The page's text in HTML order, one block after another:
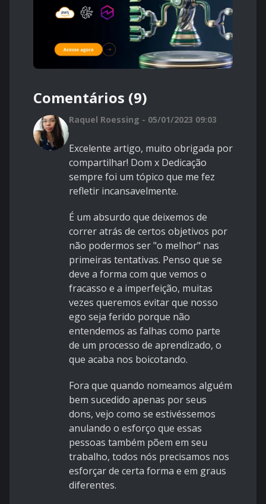
Comentários (9)
Raquel Roessing - 05/01/2023 09:03
Excelente artigo, muito obrigada por
compartilhar! Dom x Dedicação
sempre foi um tópico que me fez
refletir incansavelmente.
É um absurdo que deixemos de
correr atrás de certos objetivos por
não podermos ser "o melhor" nas
primeiras tentativas. Penso que se
deve a forma com que vemos o
fracasso e a imperfeição, muitas
vezes queremos evitar que nosso
ego seja ferido porque não
entendemos as falhas como parte
de um processo de aprendizado, o
que acaba nos boicotando.
Fora que quando nomeamos alguém
bem sucedido apenas por seus
dons, vejo como se estivéssemos
anulando o esforço que essas
pessoas também põem em seu
trabalho, todos nós precisamos nos
esforçar de certa forma e em graus
diferentes.